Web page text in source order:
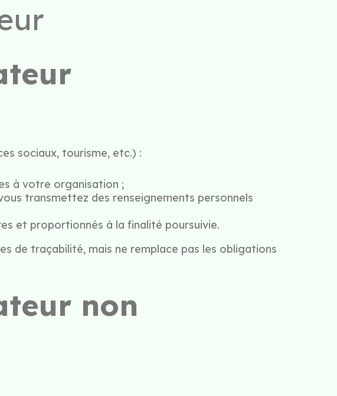
sociaux, tourisme, etc.) :
à votre organisation ;
transmettez des renseignements personnels
et proportionnés à la finalité poursuivie.
de traçabilité, mais ne remplace pas les obligations
non